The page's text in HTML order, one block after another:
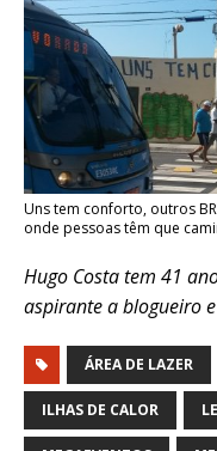
Uns tem conforto, outros
onde pessoas têm que
Hugo Costa tem 41
aspirante a blogueiro
ÁREA DE LAZER
ILHAS DE CALOR